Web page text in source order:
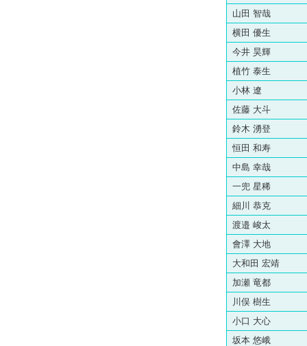
山田 智哉
横田 優生
今井 昊輝
植竹 泰生
小林 遼
佐藤 大斗
鈴木 湧登
恒田 和寿
中島 幸哉
一兜 星稀
細川 恭克
渡邉 峻太
會澤 大地
大和田 宏靖
加瀬 竜都
川俣 樹生
小口 大心
坂本 悠峨